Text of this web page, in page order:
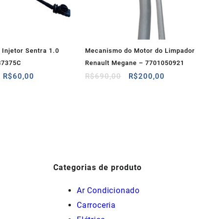
Injetor Sentra 1.0
O
R$60,00
Mecanismo do Motor do Limpador
Renault Megane – 7701050921
R$690,00
O
R$200,00
Categorias de produto
Ar Condicionado
Carroceria